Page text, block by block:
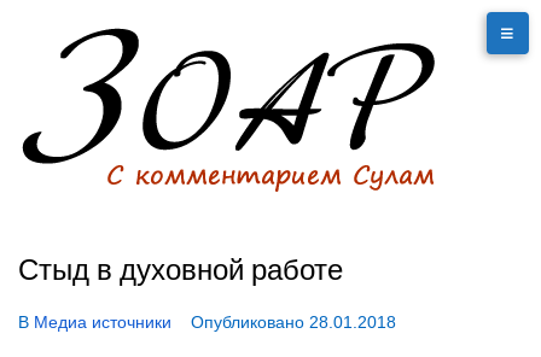
Стыд в духовной работе
В Медиа источники Опубликовано 28.01.2018